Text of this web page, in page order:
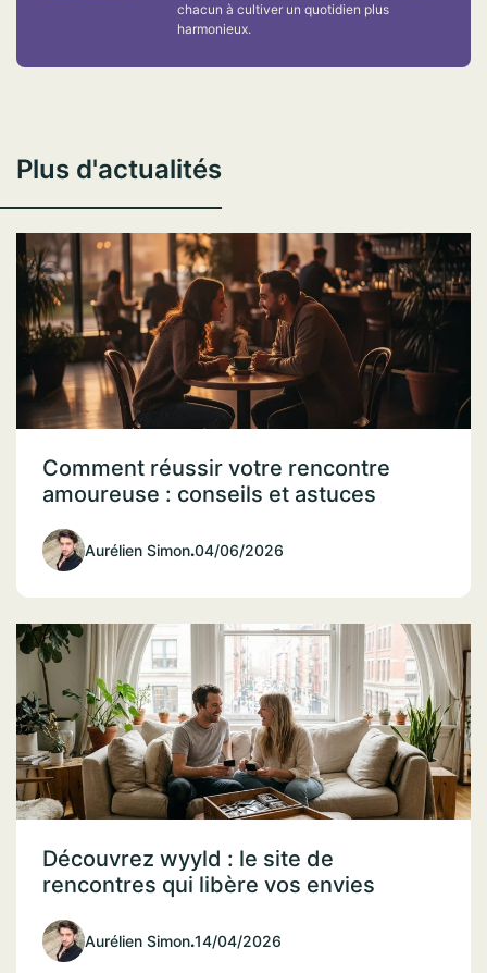
chacun à cultiver un quotidien plus
harmonieux.
Plus d'actualités
Comment réussir votre rencontre
amoureuse : conseils et astuces
Aurélien Simon.04/06/2026
Découvrez wyyld : le site de
rencontres qui libère vos envies
Aurélien Simon.14/04/2026